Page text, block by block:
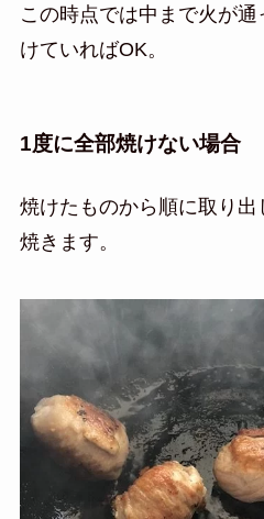
この時点では中まで火が
けていればOK。
1度に全部焼けない場合
焼けたものから順に取り
焼きます。